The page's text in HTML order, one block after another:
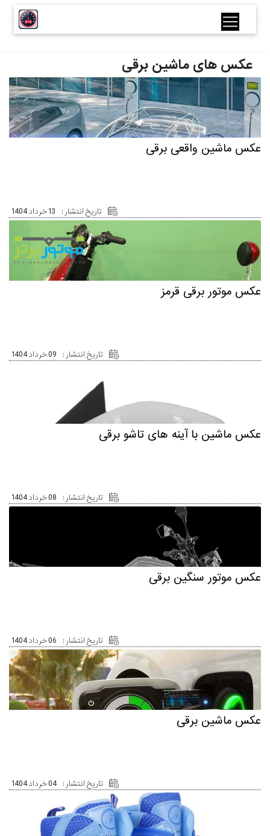
عکس های ماشین برقی
عکس ماشین واقعی برقی
تاریخ انتشار : 13 خرداد 1404
عکس موتور برقی قرمز
تاریخ انتشار : 09 خرداد 1404
عکس ماشین با آینه های تاشو برقی
تاریخ انتشار : 08 خرداد 1404
عکس موتور سنگین برقی
تاریخ انتشار : 06 خرداد 1404
عکس ماشین برقی
تاریخ انتشار : 04 خرداد 1404